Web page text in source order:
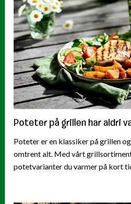
Poteter på grillen har aldri
Poteter er en klassiker på grillen
omtrent alt. Med vårt
potetvarianter du varmer på kort